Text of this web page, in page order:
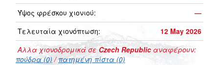
Ύψος φρέσκου χιονιού:
—
Τελευταία χιονόπτωση:
12 May 2026
Αλλα χιονοδρομικά σεCzech Republic αναφέρουν:
πούδρα (0) /πατημένη πίστα (0)